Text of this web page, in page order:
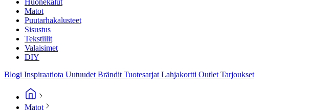
Matot
Puutarhakalusteet
Sisustus
Tekstiilit
Valaisimet
DIY
Blogi Inspiraatiota Uutuudet Brändit Tuotesarjat Lahjakortti Outlet Tarjoukset
Matot